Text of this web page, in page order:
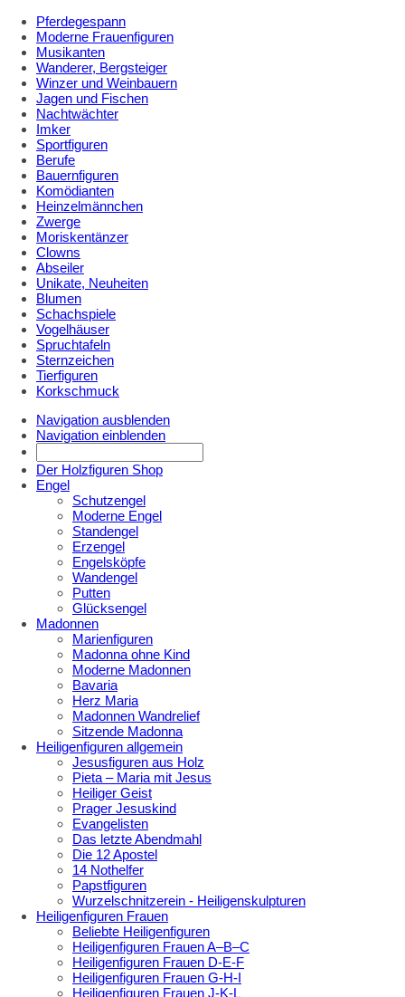
Pferdegespann
Moderne Frauenfiguren
Musikanten
Wanderer, Bergsteiger
Winzer und Weinbauern
Jagen und Fischen
Nachtwächter
Imker
Sportfiguren
Berufe
Bauernfiguren
Komödianten
Heinzelmännchen
Zwerge
Moriskentänzer
Clowns
Abseiler
Unikate, Neuheiten
Blumen
Schachspiele
Vogelhäuser
Spruchtafeln
Sternzeichen
Tierfiguren
Korkschmuck
Navigation ausblenden
Navigation einblenden
Der Holzfiguren Shop
Engel
Schutzengel
Moderne Engel
Standengel
Erzengel
Engelsköpfe
Wandengel
Putten
Glücksengel
Madonnen
Marienfiguren
Madonna ohne Kind
Moderne Madonnen
Bavaria
Herz Maria
Madonnen Wandrelief
Sitzende Madonna
Heiligenfiguren allgemein
Jesusfiguren aus Holz
Pieta – Maria mit Jesus
Heiliger Geist
Prager Jesuskind
Evangelisten
Das letzte Abendmahl
Die 12 Apostel
14 Nothelfer
Papstfiguren
Wurzelschnitzerein - Heiligenskulpturen
Heiligenfiguren Frauen
Beliebte Heiligenfiguren
Heiligenfiguren Frauen A–B–C
Heiligenfiguren Frauen D-E-F
Heiligenfiguren Frauen G-H-I
Heiligenfiguren Frauen J-K-L